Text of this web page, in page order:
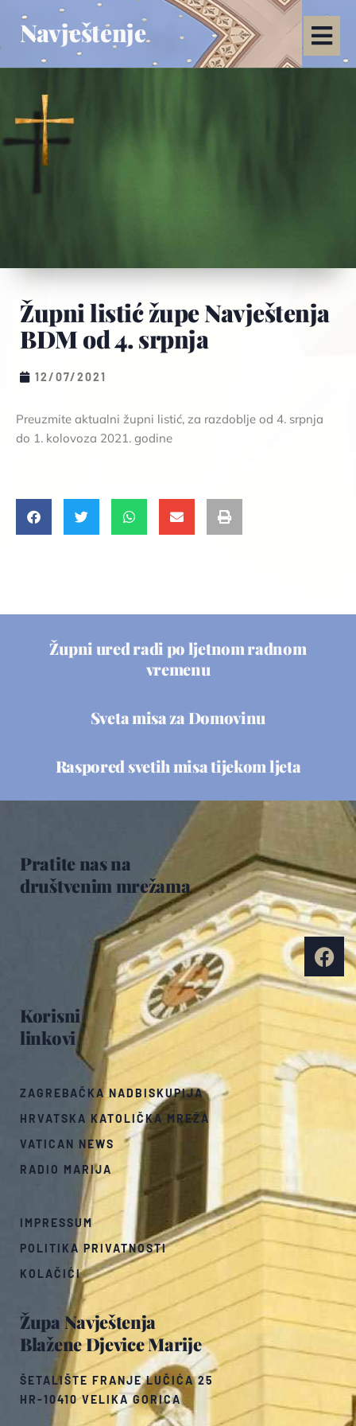
Navještenje
Župni listić župe Navještenja
BDM od 4. srpnja
12/07/2021
Preuzmite aktualni župni listić, za razdoblje od 4. srpnja
do 1. kolovoza 2021. godine
Župni ured radi po ljetnom radnom
vremenu
Sveta misa za Domovinu
Raspored svetih misa tijekom ljeta
Župa Navještenja
Blažene Djevice Marije
ŠETALIŠTE FRANJE LUČIĆA 25
HR-10410 VELIKA GORICA
Korisni
linkovi
ZAGREBAČKA NADBISKUPIJA
HRVATSKA KATOLIČKA MREŽA
VATICAN NEWS
RADIO MARIJA
IMPRESSUM
POLITIKA PRIVATNOSTI
KOLAČIĆI
Pratite nas na
društvenim mrežama